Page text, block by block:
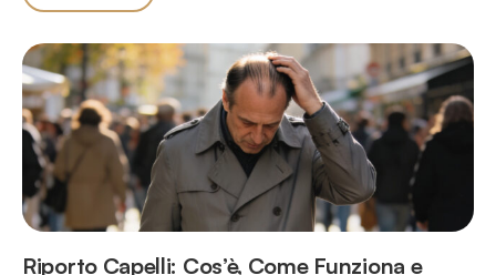
Riporto Capelli: Cos’è, Come Funziona e